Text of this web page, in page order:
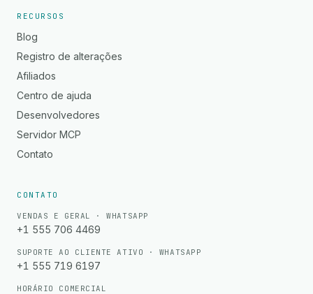
RECURSOS
Blog
Registro de alterações
Afiliados
Centro de ajuda
Desenvolvedores
Servidor MCP
Contato
CONTATO
VENDAS E GERAL · WHATSAPP
+1 555 706 4469
SUPORTE AO CLIENTE ATIVO · WHATSAPP
+1 555 719 6197
HORÁRIO COMERCIAL